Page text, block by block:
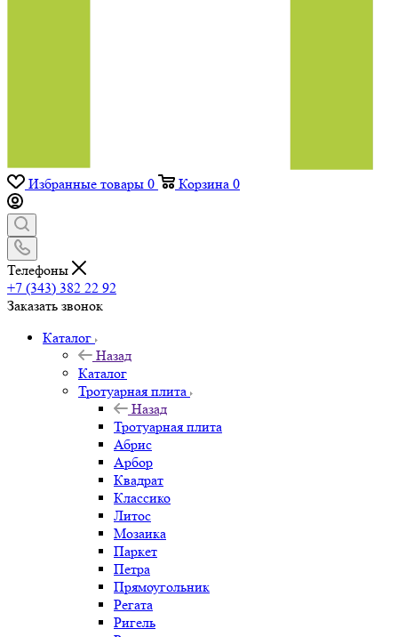
Избранные товары 0 Корзина 0
Телефоны
+7 (343) 382 22 92
Заказать звонок
Каталог
Назад
Каталог
Тротуарная плита
Назад
Тротуарная плита
Абрис
Арбор
Квадрат
Классико
Литос
Мозаика
Паркет
Петра
Прямоугольник
Регата
Ригель